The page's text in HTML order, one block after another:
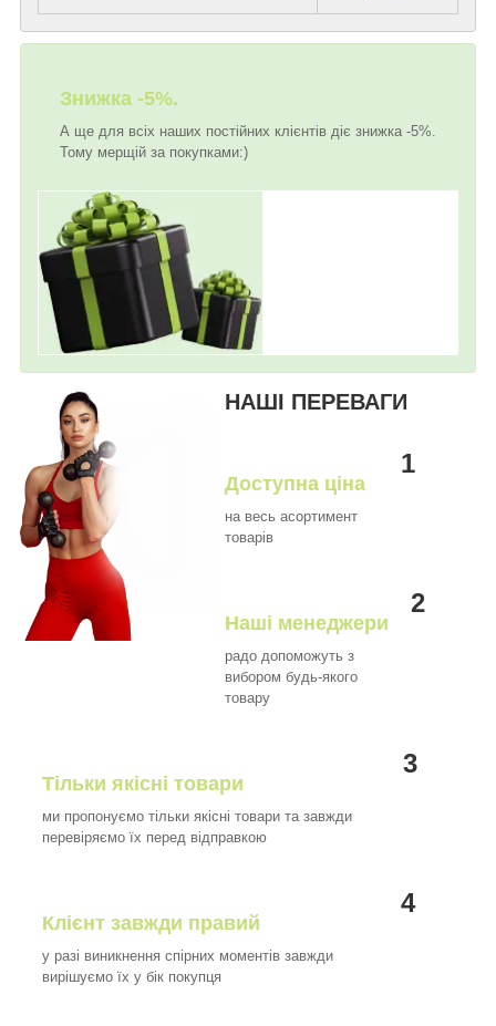
Знижка -5%.
А ще для всіх наших постійних клієнтів діє знижка -5%.
Тому мерщій за покупками:)
НАШІ ПЕРЕВАГИ
1
Доступна ціна
на весь асортимент
товарів
2
Наші менеджери
радо допоможуть з
вибором будь-якого
товару
3
Тільки якісні товари
ми пропонуємо тільки якісні товари та завжди
перевіряємо їх перед відправкою
4
Клієнт завжди правий
у разі виникнення спірних моментів завжди
вирішуємо їх у бік покупця